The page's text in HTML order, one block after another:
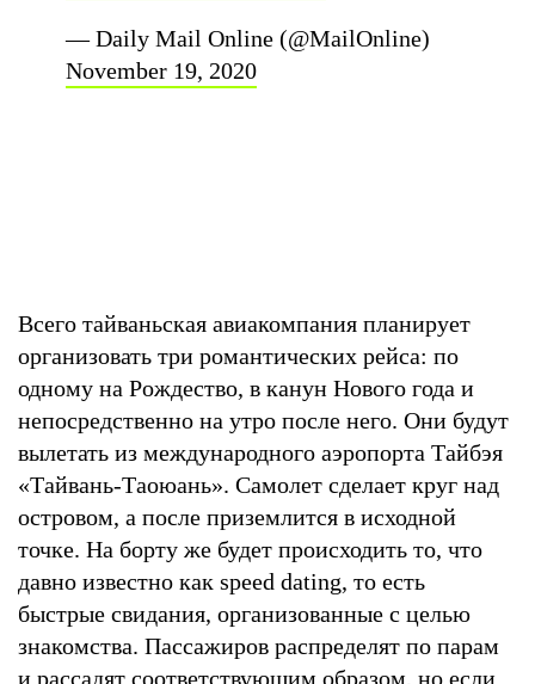
— Daily Mail Online (@MailOnline)
November 19, 2020
Всего тайваньская авиакомпания планирует
организовать три романтических рейса: по
одному на Рождество, в канун Нового года и
непосредственно на утро после него. Они будут
вылетать из международного аэропорта Тайбэя
«Тайвань-Таоюань». Самолет сделает круг над
островом, а после приземлится в исходной
точке. На борту же будет происходить то, что
давно известно как speed dating, то есть
быстрые свидания, организованные с целью
знакомства. Пассажиров распределят по парам
и рассадят соответствующим образом, но если